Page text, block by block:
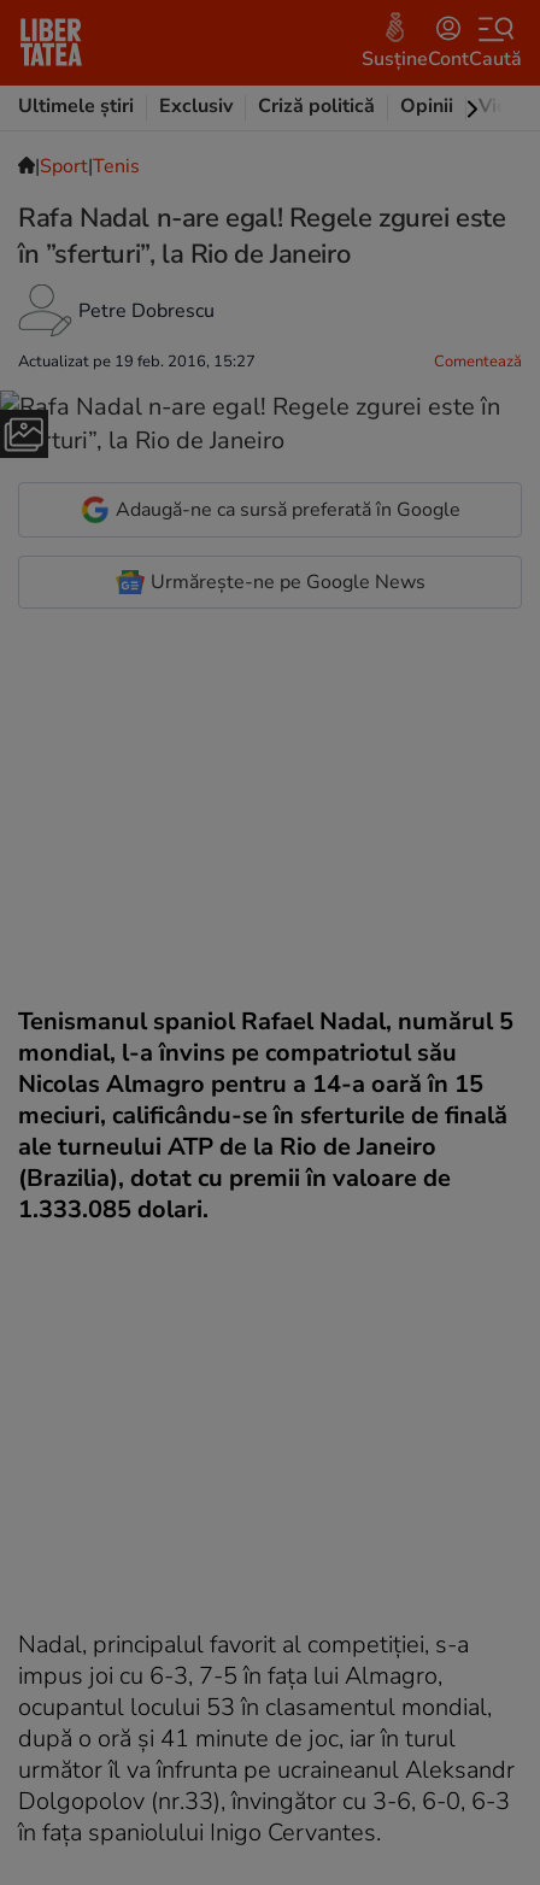
SusțineContCaută
Ultimele știri
Exclusiv Criză politică Opinii Video
|Sport|Tenis
Rafa Nadal n-are egal! Regele zgurei este
în ”sferturi”, la Rio de Janeiro
Petre Dobrescu
Actualizat pe 19 feb. 2016, 15:27 Comentează
Adaugă-ne ca sursă preferată în Google
Urmărește-ne pe Google News
Tenismanul spaniol Rafael Nadal, numărul 5
mondial, l-a învins pe compatriotul său
Nicolas Almagro pentru a 14-a oară în 15
meciuri, calificându-se în sferturile de finală
ale turneului ATP de la Rio de Janeiro
(Brazilia), dotat cu premii în valoare de
1.333.085 dolari.
Nadal, principalul favorit al competiției, s-a
impus joi cu 6-3, 7-5 în fața lui Almagro,
ocupantul locului 53 în clasamentul mondial,
după o oră și 41 minute de joc, iar în turul
următor îl va înfrunta pe ucraineanul Aleksandr
Dolgopolov (nr.33), învingător cu 3-6, 6-0, 6-3
în fața spaniolului Inigo Cervantes.